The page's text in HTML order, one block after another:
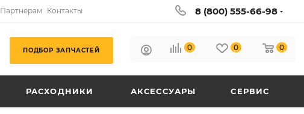
Партнёрам Контакты 8 (800) 555-66-98
ПОДБОР ЗАПЧАСТЕЙ 0 0 0
РАСХОДНИКИ АКСЕССУАРЫ СЕРВИС